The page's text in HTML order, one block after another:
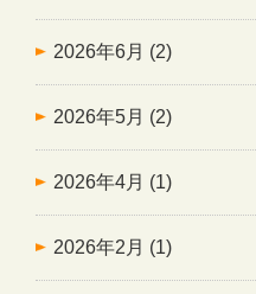
2026年6月 (2)
2026年5月 (2)
2026年4月 (1)
2026年2月 (1)